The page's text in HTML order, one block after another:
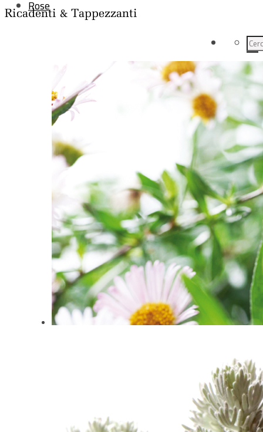
Rose
Ricadenti & Tappezzanti